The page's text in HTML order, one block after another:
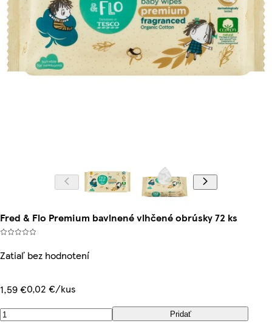
Fred & Flo Premium bavlnené vlhčené obrúsky 72 ks
Zatiaľ bez hodnotení
1,59 €0,02 €/kus
Pridať